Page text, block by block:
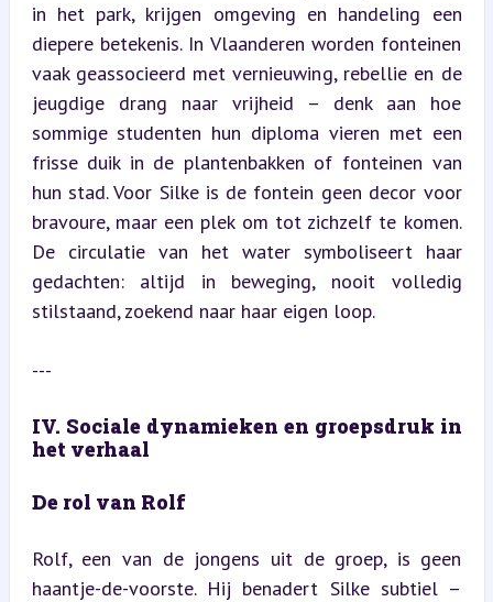
in het park, krijgen omgeving en handeling een
diepere betekenis. In Vlaanderen worden fonteinen
vaak geassocieerd met vernieuwing, rebellie en de
jeugdige drang naar vrijheid – denk aan hoe
sommige studenten hun diploma vieren met een
frisse duik in de plantenbakken of fonteinen van
hun stad. Voor Silke is de fontein geen decor voor
bravoure, maar een plek om tot zichzelf te komen.
De circulatie van het water symboliseert haar
gedachten: altijd in beweging, nooit volledig
stilstaand, zoekend naar haar eigen loop.
---
IV. Sociale dynamieken en groepsdruk in
het verhaal
De rol van Rolf
Rolf, een van de jongens uit de groep, is geen
haantje-de-voorste. Hij benadert Silke subtiel –